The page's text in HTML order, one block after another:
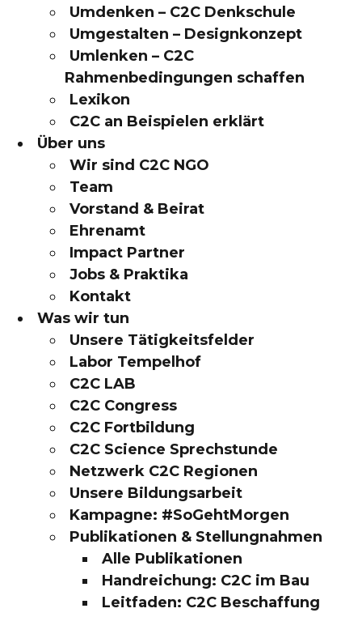
Umdenken – C2C Denkschule
Umgestalten – Designkonzept
Umlenken – C2C
Rahmenbedingungen schaffen
Lexikon
C2C an Beispielen erklärt
Über uns
Wir sind C2C NGO
Team
Vorstand & Beirat
Ehrenamt
Impact Partner
Jobs & Praktika
Kontakt
Was wir tun
Unsere Tätigkeitsfelder
Labor Tempelhof
C2C LAB
C2C Congress
C2C Fortbildung
C2C Science Sprechstunde
Netzwerk C2C Regionen
Unsere Bildungsarbeit
Kampagne: #SoGehtMorgen
Publikationen & Stellungnahmen
Alle Publikationen
Handreichung: C2C im Bau
Leitfaden: C2C Beschaffung